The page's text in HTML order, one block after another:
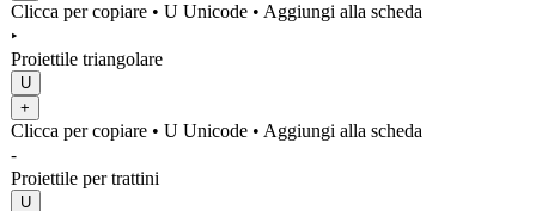
Clicca per copiare • U Unicode • Aggiungi alla scheda
‣
Proiettile triangolare
U
+
Clicca per copiare • U Unicode • Aggiungi alla scheda
⁃
Proiettile per trattini
U